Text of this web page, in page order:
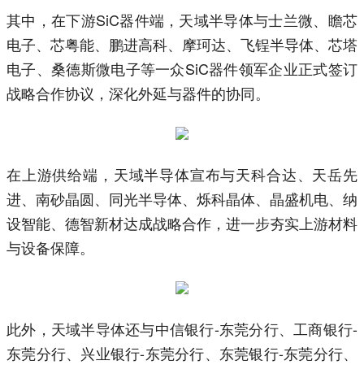
其中，在下游SiC器件端，天域半导体与士兰微、瞻芯
电子、芯粤能、鹏进高科、摩珂达、飞锃半导体、芯塔
电子、桑德斯微电子等一众SiC器件领军企业正式签订
战略合作协议，深化外延与器件的协同。
在上游供给端，天域半导体宣布与天科合达、天岳先
进、南砂晶圆、同光半导体、烁科晶体、晶盛机电、纳
设智能、德智新材达成战略合作，进一步夯实上游材料
与设备保障。
此外，天域半导体还与中信银行-东莞分行、工商银行-
东莞分行、兴业银行-东莞分行、东莞银行-东莞分行、